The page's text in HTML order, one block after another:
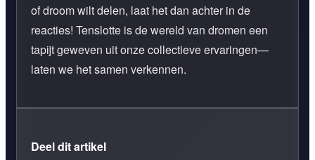
of droom wilt delen, laat het dan achter in de
reacties! Tenslotte is de wereld van dromen een
tapijt geweven uit onze collectieve ervaringen—
laten we het samen verkennen.
Deel dit artikel